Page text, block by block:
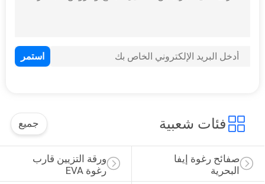
فئات شعبية جميع
ورقة التزيين قارب
رغوة EVA
صفائح رغوة إيفا
البحرية